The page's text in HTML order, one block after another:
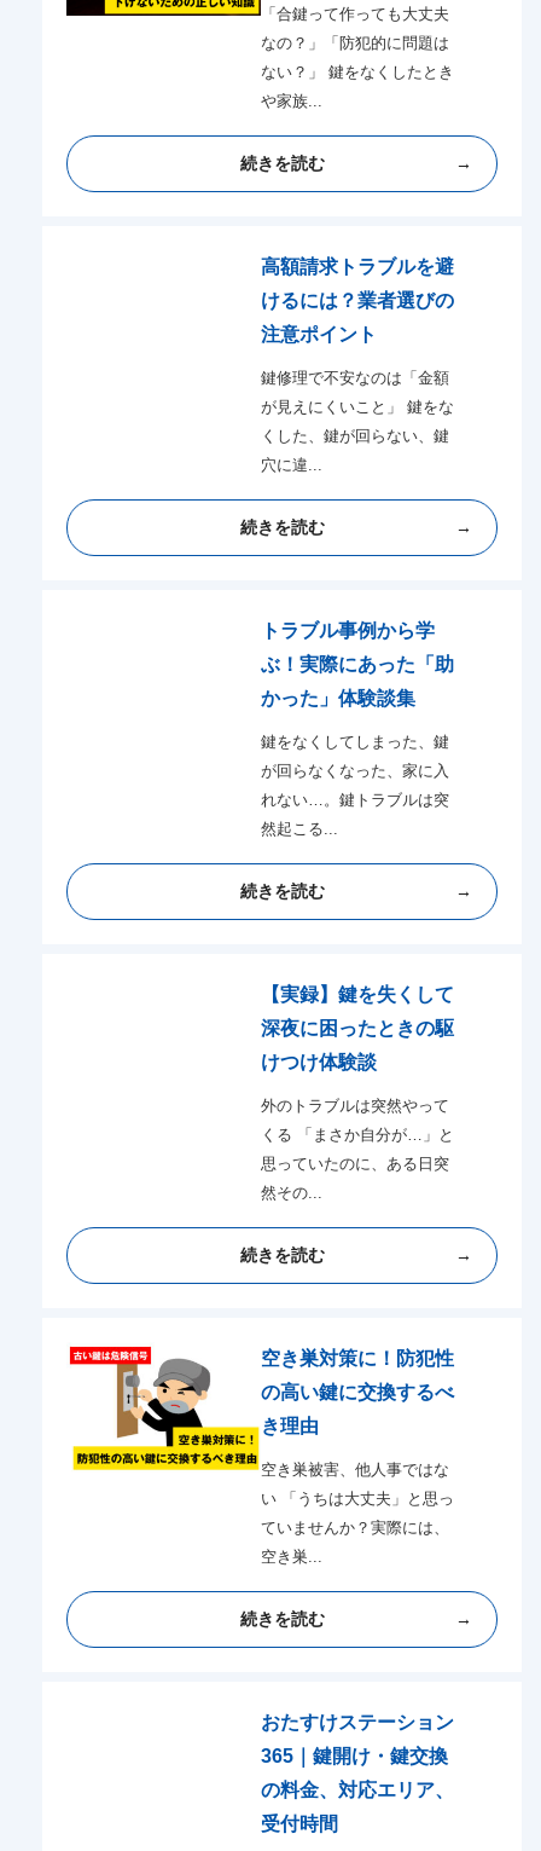
「合鍵って作っても大丈夫
なの？」「防犯的に問題は
ない？」 鍵をなくしたとき
や家族...
続きを読む
高額請求トラブルを避
けるには？業者選びの
注意ポイント
鍵修理で不安なのは「金額
が見えにくいこと」 鍵をな
くした、鍵が回らない、鍵
穴に違...
続きを読む
トラブル事例から学
ぶ！実際にあった「助
かった」体験談集
鍵をなくしてしまった、鍵
が回らなくなった、家に入
れない…。鍵トラブルは突
然起こる...
続きを読む
【実録】鍵を失くして
深夜に困ったときの駆
けつけ体験談
外のトラブルは突然やって
くる 「まさか自分が…」と
思っていたのに、ある日突
然その...
続きを読む
空き巣対策に！防犯性
の高い鍵に交換するべ
き理由
空き巣被害、他人事ではな
い 「うちは大丈夫」と思っ
ていませんか？実際には、
空き巣...
続きを読む
おたすけステーション
365｜鍵開け・鍵交換
の料金、対応エリア、
受付時間